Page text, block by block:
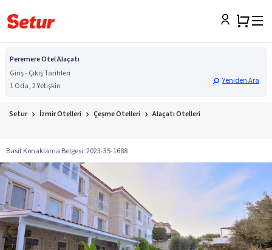
Peremere Otel Alaçatı
Giriş - Çıkış Tarihleri
1 Oda, 2 Yetişkin
Yeniden Ara
Setur İzmir Otelleri Çeşme Otelleri Alaçatı Otelleri
Basit Konaklama Belgesi:2023-35-1688